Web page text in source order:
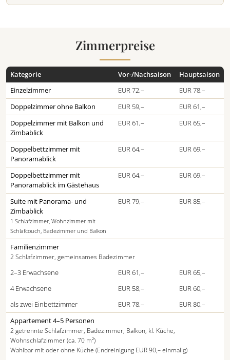
Zimmerpreise
Kategorie Vor-/Nachsaison
Hauptsaison
Einzelzimmer
EUR 72,–
EUR 78,–
Doppelzimmer ohne Balkon
EUR 59,–
EUR 61,–
Doppelzimmer mit Balkon und
Zimbablick
EUR 61,– EUR 65,–
Doppelbettzimmer mit
Panoramablick
EUR 64,– EUR 69,–
Doppelbettzimmer mit
Panoramablick im Gästehaus
EUR 64,– EUR 69,–
Suite mit Panorama- und
Zimbablick
1 Schlafzimmer, Wohnzimmer mit
Schlafcouch, Badezimmer und Balkon
EUR 79,– EUR 85,–
Familienzimmer
2 Schlafzimmer, gemeinsames Badezimmer
2–3 Erwachsene EUR 61,–
EUR 65,–
4 Erwachsene
EUR 58,–
EUR 60,–
als zwei Einbettzimmer
EUR 78,–
EUR 80,–
Appartement 4–5 Personen
2 getrennte Schlafzimmer, Badezimmer, Balkon, kl. Küche,
Wohnschlafzimmer (ca. 70 m²)
Wählbar mit oder ohne Küche (Endreinigung EUR 90,– einmalig)